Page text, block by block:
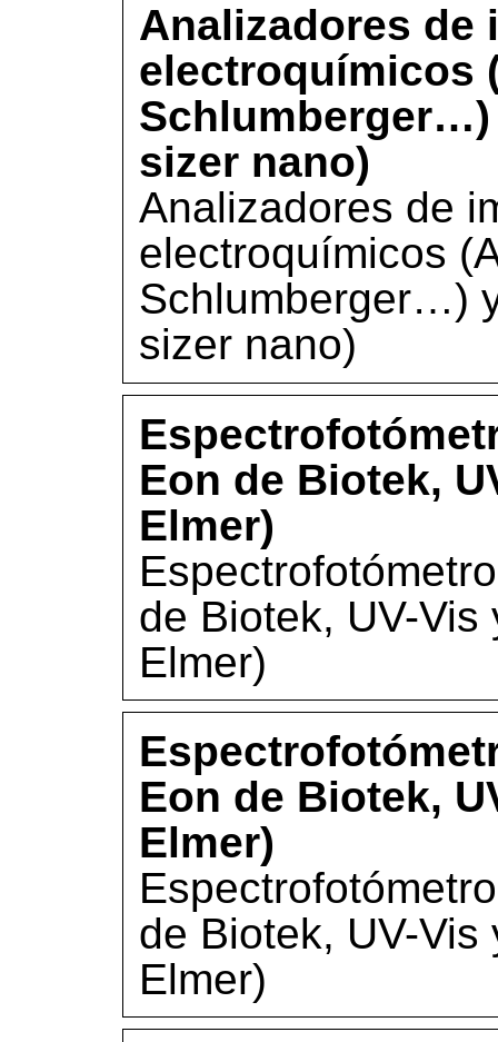
Analizadores de
electroquímicos
Schlumberger…)
sizer nano)
Analizadores de
electroquímicos
Schlumberger…)
sizer nano)
Eon de Biotek,
Elmer)
de Biotek, UV-
Elmer)
Eon de Biotek,
Elmer)
de Biotek, UV-
Elmer)